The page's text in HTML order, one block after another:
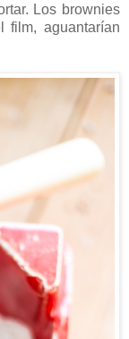
Los brownies
film, aguantarían